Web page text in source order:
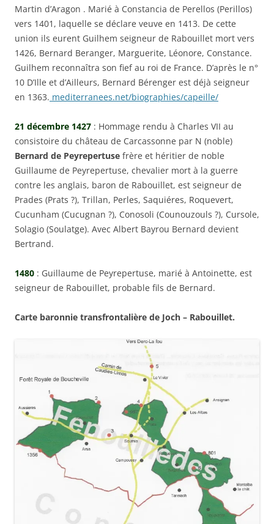
Martin d’Aragon . Marié à Constancia de Perellos (Perillos)
vers 1401, laquelle se déclare veuve en 1413. De cette
union ils eurent Guilhem seigneur de Rabouillet mort vers
1426, Bernard Beranger, Marguerite, Léonore, Constance.
Guilhem reconnaîtra son fief au roi de France. D’après le n°
10 D’Ille et d’Ailleurs, Bernard Bérenger est déjà seigneur
en 1363. mediterranees.net/biographies/capeille/
21 décembre 1427 : Hommage rendu à Charles VII au
consistoire du château de Carcassonne par N (noble)
Bernard de Peyrepertuse frère et héritier de noble
Guillaume de Peyrepertuse, chevalier mort à la guerre
contre les anglais, baron de Rabouillet, est seigneur de
Prades (Prats ?), Trillan, Perles, Saquiéres, Roquevert,
Cucunham (Cucugnan ?), Conosoli (Counouzouls ?), Cursole,
Solagio (Soulatge). Avec Albert Bayrou Bernard devient
Bertrand.
1480 : Guillaume de Peyrepertuse, marié à Antoinette, est
seigneur de Rabouillet, probable fils de Bernard.
Carte baronnie transfrontalière de Joch – Rabouillet.